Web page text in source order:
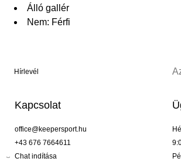
Álló gallér
Nem: Férfi
Hírlevél
Kapcsolat
office@keepersport.hu
+43 676 7664611
Chat indítása